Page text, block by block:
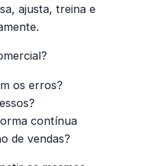
ajusta, treina e
os erros?
contínua
de vendas?